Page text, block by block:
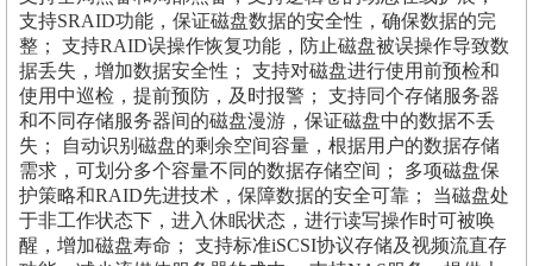
支持SRAID功能，保证磁盘数据的安全性，确保数据的完
整； 支持RAID误操作恢复功能，防止磁盘被误操作导致数
据丢失，增加数据安全性； 支持对磁盘进行使用前预检和
使用中巡检，提前预防，及时报警； 支持同个存储服务器
和不同存储服务器间的磁盘漫游，保证磁盘中的数据不丢
失； 自动识别磁盘的剩余空间容量，根据用户的数据存储
需求，可划分多个容量不同的数据存储空间； 多项磁盘保
护策略和RAID先进技术，保障数据的安全可靠； 当磁盘处
于非工作状态下，进入休眠状态，进行读写操作时可被唤
醒，增加磁盘寿命； 支持标准iSCSI协议存储及视频流直存